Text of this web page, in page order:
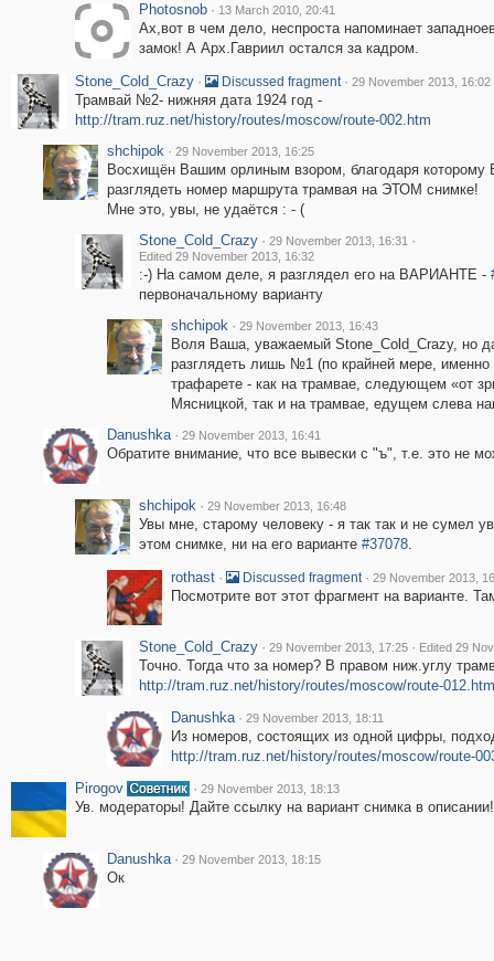
Photosnob · 13 March 2010, 20:41
Ах,вот в чем дело, неспроста напоминает
замок! А Арх.Гавриил остался за кадром.
Stone_Cold_Crazy · Discussed fragment · 29 November 2013, 16:02
Трамвай №2- нижняя дата 1924 год -
http://tram.ruz.net/history/routes/moscow/route-002.htm
shchipok · 29 November 2013, 16:25
Восхищён Вашим орлиным взором, благодаря которому
разглядеть номер маршрута трамвая на ЭТОМ снимке!
Мне это, увы, не удаётся : - (
Stone_Cold_Crazy · 29 November 2013, 16:31 ·
Edited 29 November 2013, 16:32
:-) На самом деле, я разглядел его на ВАРИАНТЕ -
первоначальному варианту
shchipok · 29 November 2013, 16:43
Воля Ваша, уважаемый Stone_Cold_Crazy, но
разглядеть лишь №1 (по крайней мере,
трафарете - как на трамвае, следующем «от
Мясницкой, так и на трамвае, едущем слева
Danushka · 29 November 2013, 16:41
Обратите внимание, что все вывески с "ъ", т.е. это не
shchipok · 29 November 2013, 16:48
Увы мне, старому человеку - я так так и не сумел
этом снимке, ни на его варианте #37078.
rothast · Discussed fragment · 29 November 2013,
Посмотрите вот этот фрагмент на варианте.
Stone_Cold_Crazy · 29 November 2013, 17:25 · Edited 29
Точно. Тогда что за номер? В правом ниж.углу
http://tram.ruz.net/history/routes/moscow/route-012.htm
Danushka · 29 November 2013, 18:11
Из номеров, состоящих из одной цифры,
http://tram.ruz.net/history/routes/moscow/route-
Pirogov
· 29 November 2013, 18:13
Ув. модераторы! Дайте ссылку на вариант снимка в описании!
Danushka · 29 November 2013, 18:15
Ок